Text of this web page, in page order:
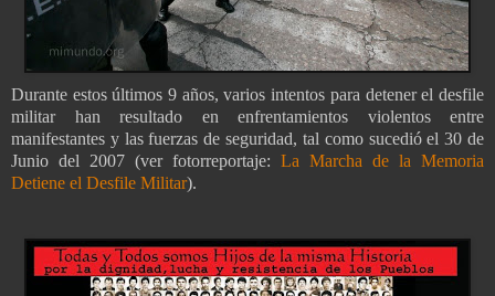
Durante estos últimos 9 años, varios intentos para detener el desfile
militar han resultado en enfrentamientos violentos entre
manifestantes y las fuerzas de seguridad, tal como sucedió el 30 de
Junio del 2007 (ver fotorreportaje: La Marcha de la Memoria
Detiene el Desfile Militar).